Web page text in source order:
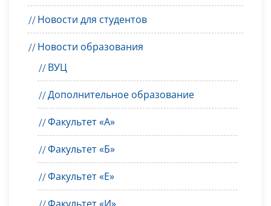
Новости для студентов
Новости образования
ВУЦ
Дополнительное образование
Факультет «А»
Факультет «Б»
Факультет «Е»